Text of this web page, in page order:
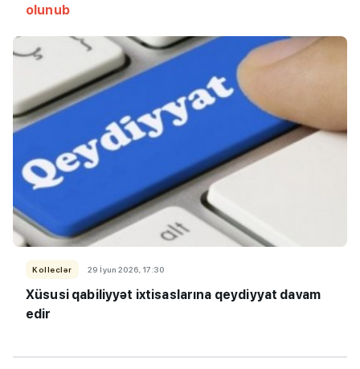
olunub
Kolleclər 29 İyun 2026, 17:30
Xüsusi qabiliyyət ixtisaslarına qeydiyyat davam
edir